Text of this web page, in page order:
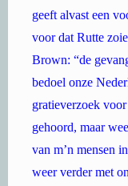
geeft alvast een
voor dat Rutte
Brown: “de
bedoel onze
gratieverzoek
gehoord, maar
van m’n mensen
weer verder met